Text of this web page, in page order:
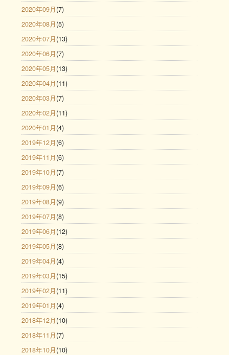
2020年09月 (7)
2020年08月 (5)
2020年07月 (13)
2020年06月 (7)
2020年05月 (13)
2020年04月 (11)
2020年03月 (7)
2020年02月 (11)
2020年01月 (4)
2019年12月 (6)
2019年11月 (6)
2019年10月 (7)
2019年09月 (6)
2019年08月 (9)
2019年07月 (8)
2019年06月 (12)
2019年05月 (8)
2019年04月 (4)
2019年03月 (15)
2019年02月 (11)
2019年01月 (4)
2018年12月 (10)
2018年11月 (7)
2018年10月 (10)